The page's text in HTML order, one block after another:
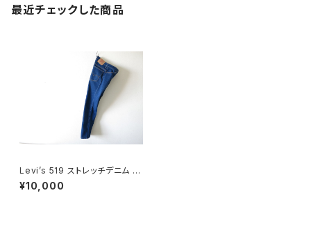
最近チェックした商品
Levi’s 519 ストレッチデニム 2
9 × 32
¥10,000